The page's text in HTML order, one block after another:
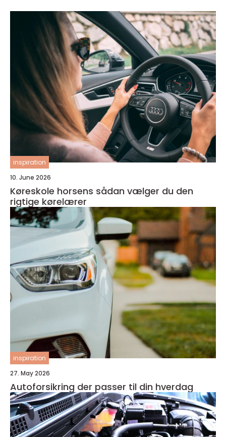
inspiration
10. June 2026
Køreskole horsens sådan vælger du den
rigtige kørelærer
inspiration
27. May 2026
Autoforsikring der passer til din hverdag